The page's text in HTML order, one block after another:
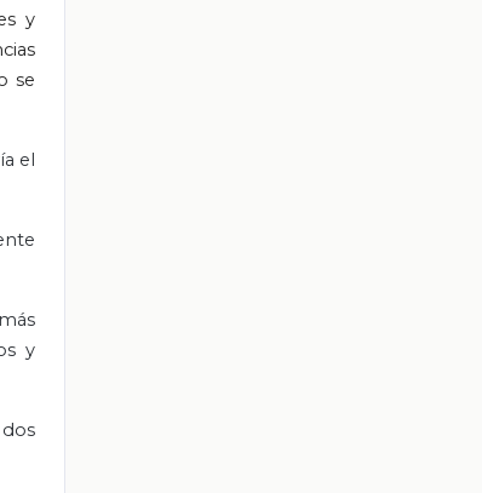
y
se
el
y